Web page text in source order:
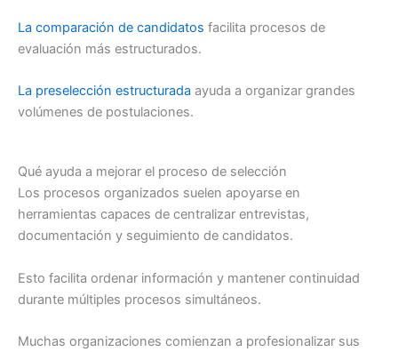
La comparación de candidatos facilita procesos de
evaluación más estructurados.
La preselección estructurada ayuda a organizar grandes
volúmenes de postulaciones.
Qué ayuda a mejorar el proceso de selección
Los procesos organizados suelen apoyarse en
herramientas capaces de centralizar entrevistas,
documentación y seguimiento de candidatos.
Esto facilita ordenar información y mantener continuidad
durante múltiples procesos simultáneos.
Muchas organizaciones comienzan a profesionalizar sus